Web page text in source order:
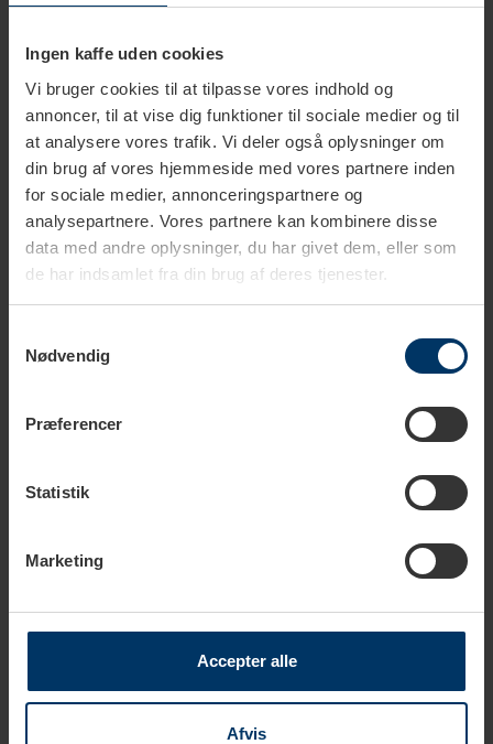
Ingen kaffe uden cookies
Vi bruger cookies til at tilpasse vores indhold og
annoncer, til at vise dig funktioner til sociale medier og til
at analysere vores trafik. Vi deler også oplysninger om
din brug af vores hjemmeside med vores partnere inden
for sociale medier, annonceringspartnere og
analysepartnere. Vores partnere kan kombinere disse
data med andre oplysninger, du har givet dem, eller som
de har indsamlet fra din brug af deres tjenester.
Nødvendig
Præferencer
Statistik
Marketing
Accepter alle
Afvis
Produktbeskrivelse
Tekniske specifikationer
Kendetegn ved Espresso
Body: Fyldig
Syrlighed:Mellem
Kaffebønne:
Holdbarhed